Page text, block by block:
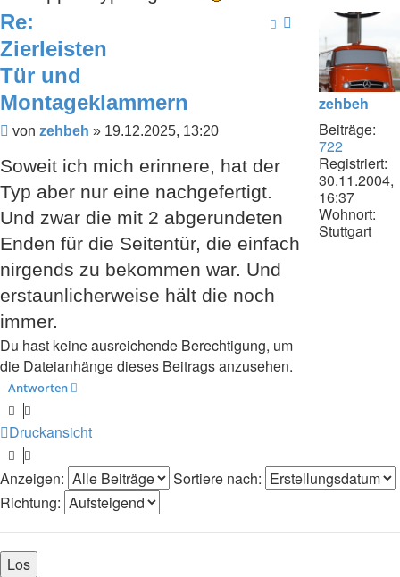
zehbeh
Beiträge:
722
Registriert:
30.11.2004,
16:37
Wohnort:
Stuttgart
Re:
Zierleisten
Tür und
Montageklammern
Beitrag
von zehbeh » 19.12.2025, 13:20
Soweit ich mich erinnere, hat der
Typ aber nur eine nachgefertigt.
Und zwar die mit 2 abgerundeten
Enden für die Seitentür, die einfach
nirgends zu bekommen war. Und
erstaunlicherweise hält die noch
immer.
Du hast keine ausreichende Berechtigung, um
die Dateianhänge dieses Beitrags anzusehen.
Antworten
Druckansicht
Anzeigen:
Sortiere nach:
Richtung: